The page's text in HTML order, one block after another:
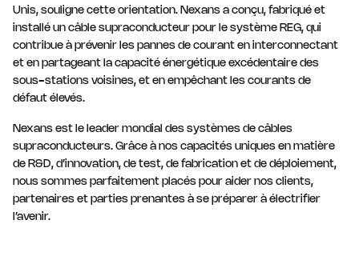
Unis, souligne cette orientation. Nexans a conçu, fabriqué et
installé un câble supraconducteur pour le système REG, qui
contribue à prévenir les pannes de courant en interconnectant
et en partageant la capacité énergétique excédentaire des
sous-stations voisines, et en empêchant les courants de
défaut élevés.
Nexans est le leader mondial des systèmes de câbles
supraconducteurs. Grâce à nos capacités uniques en matière
de R&D, d’innovation, de test, de fabrication et de déploiement,
nous sommes parfaitement placés pour aider nos clients,
partenaires et parties prenantes à se préparer à électrifier
l’avenir.